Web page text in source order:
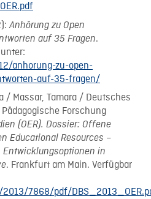
Anhörung zu Open
auf 35 Fragen.
anhorung-zu-open-
auf-35-fragen/
/ Massar, Tamara / Deutsches
Forschung
(OER). Dossier: Offene
Educational Resources –
Entwicklungsoptionen in
. Frankfurt am Main. Verfügbar
7868/pdf/